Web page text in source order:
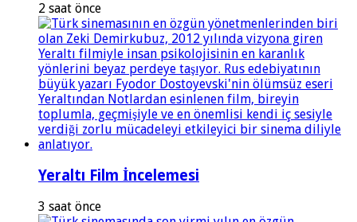
2 saat önce
Yeraltı Film İncelemesi
3 saat önce